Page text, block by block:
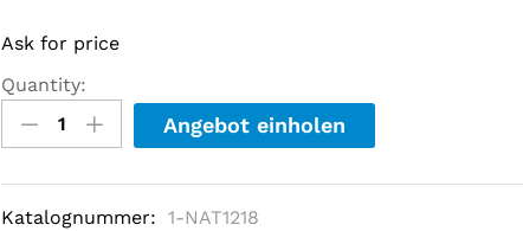
f
5
b
s
d
Ask for price
Quantity:
Angebot einholen
Katalognummer:
1-NAT1218